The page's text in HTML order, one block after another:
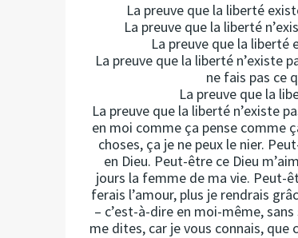
La preuve que la liberté
La preuve que la liberté
La preuve que la liberté
La preuve que la liberté n’existe
ne fais pas ce
La preuve que la
La preuve que la liberté n’existe
en moi comme ça pense comme
choses, ça je ne peux le nier.
en Dieu. Peut-être ce Dieu
jours la femme de ma vie. Peut-
ferais l’amour, plus je rendrais
– c’est-à-dire en moi-même,
me dites, car je vous connais, que